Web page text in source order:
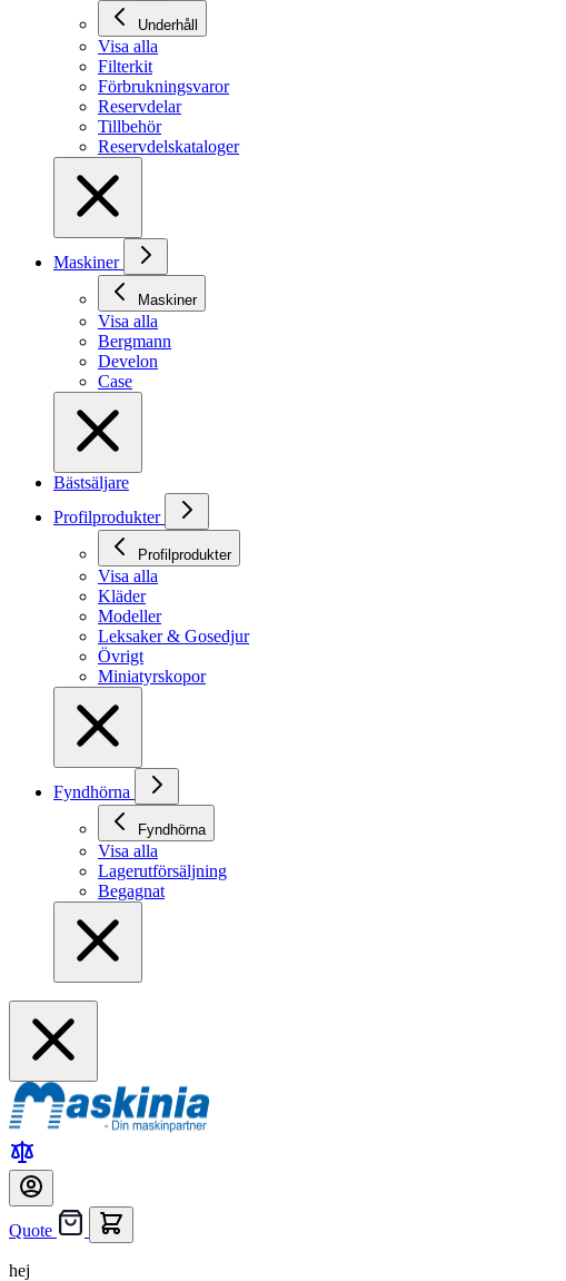
Underhåll
Visa alla
Filterkit
Förbrukningsvaror
Reservdelar
Tillbehör
Reservdelskataloger
Maskiner
Maskiner
Visa alla
Bergmann
Develon
Case
Bästsäljare
Profilprodukter
Profilprodukter
Visa alla
Kläder
Modeller
Leksaker & Gosedjur
Övrigt
Miniatyrskopor
Fyndhörna
Fyndhörna
Visa alla
Lagerutförsäljning
Begagnat
Quote
hej